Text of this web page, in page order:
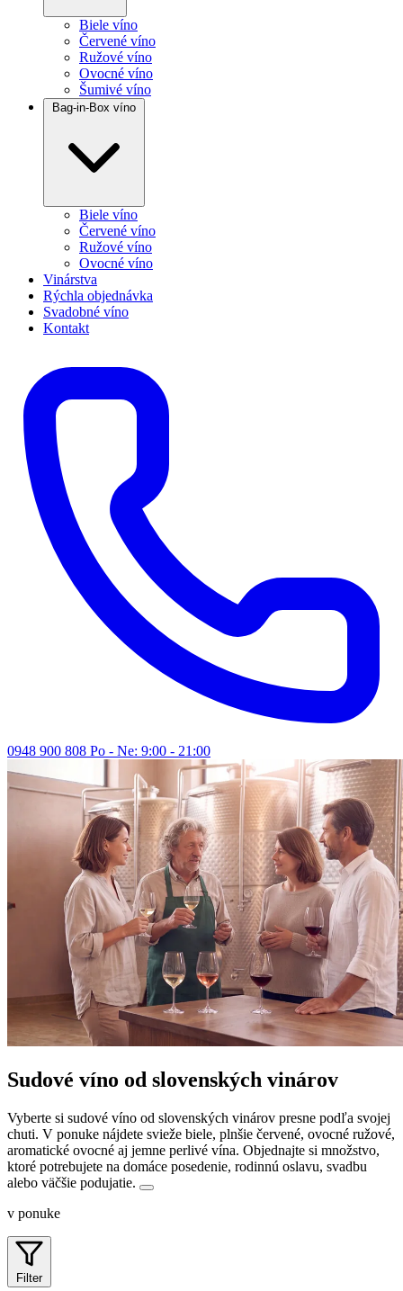
Biele víno
Červené víno
Ružové víno
Ovocné víno
Šumivé víno
Bag-in-Box víno
Biele víno
Červené víno
Ružové víno
Ovocné víno
Vinárstva
Rýchla objednávka
Svadobné víno
Kontakt
0948 900 808 Po - Ne: 9:00 - 21:00
Sudové víno od slovenských vinárov
Vyberte si sudové víno od slovenských vinárov presne podľa svojej
chuti. V ponuke nájdete svieže biele, plnšie červené, ovocné ružové,
aromatické ovocné aj jemne perlivé vína. Objednajte si množstvo,
ktoré potrebujete na domáce posedenie, rodinnú oslavu, svadbu
alebo väčšie podujatie.
v ponuke
Filter